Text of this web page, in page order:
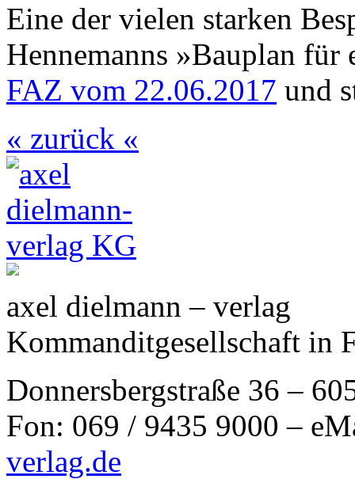
Eine der vielen starken
Hennemanns »Bauplan für
FAZ vom 22.06.2017 und
« zurück «
axel dielmann – verlag
Kommanditgesellschaft in
Donnersbergstraße 36 –
Fon: 069 / 9435 9000 –
verlag.de